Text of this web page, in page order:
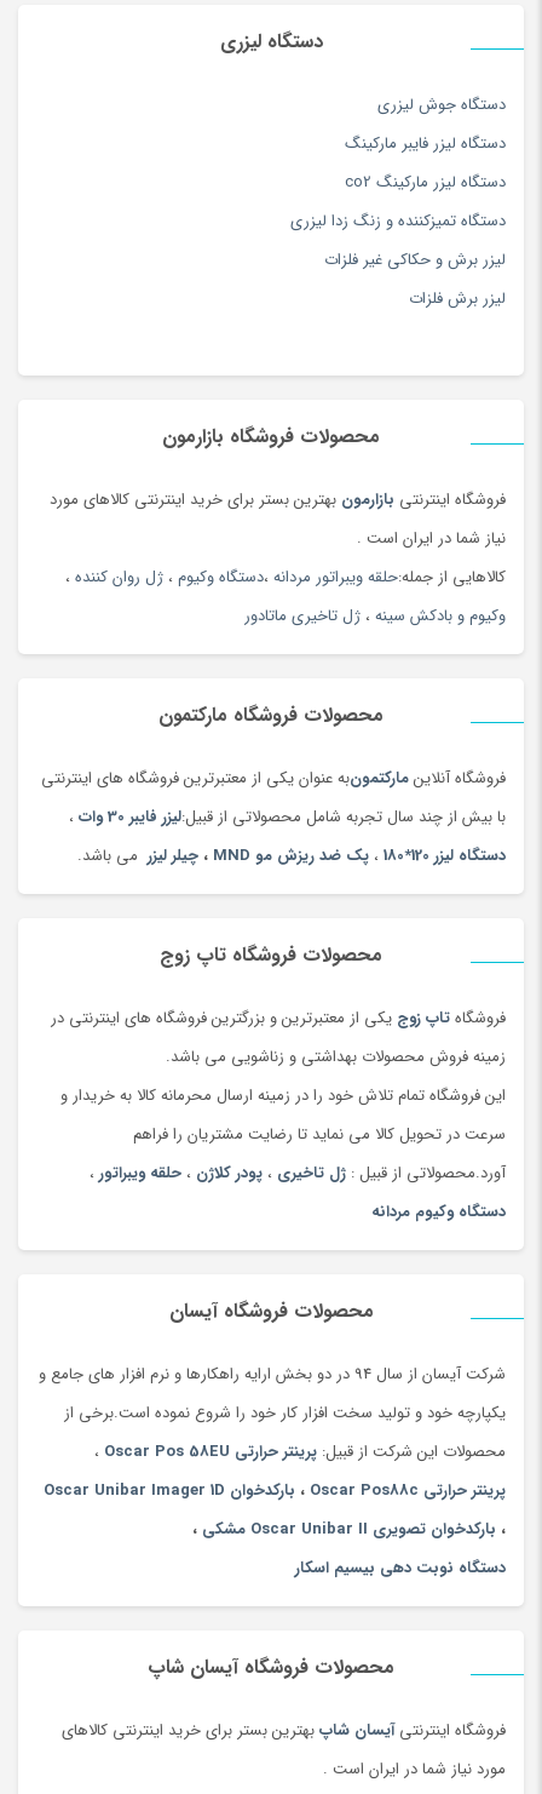
دستگاه لیزری
دستگاه جوش لیزری
دستگاه لیزر فایبر مارکینگ
دستگاه لیزر مارکینگ co2
دستگاه تمیزکننده و زنگ زدا لیزری
لیزر برش و حکاکی غیر فلزات
لیزر برش فلزات
محصولات فروشگاه بازارمون
فروشگاه اینترنتی بازارمون بهترین بستر برای خرید اینترنتی کالاهای مورد
نیاز شما در ایران است .
کالاهایی از جمله:حلقه ویبراتور مردانه ،دستگاه وکیوم ، ژل روان کننده ،
وکیوم و بادکش سینه ، ژل تاخیری ماتادور
محصولات فروشگاه مارکتمون
فروشگاه آنلاینمارکتمونبه عنوان یکی از معتبرترین فروشگاه های اینترنتی
با بیش از چند سال تجربه شامل محصولاتی از قبیل:لیزر فایبر 30 وات
،
دستگاه لیزر 120*180
، پک ضد ریزش مو MND ، چیلر لیزر می باشد.
محصولات فروشگاه تاپ زوج
فروشگاهتاپ زوج یکی از معتبرترین و بزرگترین فروشگاه های اینترنتی در
زمینه فروش محصولات بهداشتی و زناشویی می باشد.
این فروشگاه تمام تلاش خود را در زمینه ارسال محرمانه کالا به خریدار و
سرعت در تحویل کالا می نماید تا رضایت مشتریان را فراهم
آورد.محصولاتی از قبیل : ژل تاخیری ، پودر کلاژن ، حلقه ویبراتور،
دستگاه وکیوم مردانه
محصولات فروشگاه آیسان
شرکت آیسان از سال 94 در دو بخش ارایه راهکارها و نرم افزار های جامع و
یکپارچه خود و تولید سخت افزار کار خود را شروع نموده است.برخی از
محصولات این شرکت از قبیل: پرینتر حرارتی Oscar Pos 58EU
،
پرینتر حرارتی Oscar Pos88c
، بارکدخوان Oscar Unibar Imager 1D
، بارکدخوان تصویری Oscar Unibar II مشکی
،
دستگاه نوبت دهی بیسیم اسکار
محصولات فروشگاه آیسان شاپ
فروشگاه اینترنتیآیسان شاپبهترین بستر برای خرید اینترنتی کالاهای
مورد نیاز شما در ایران است .